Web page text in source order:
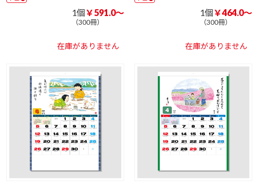
1個￥591.0～
（300冊）
在庫がありません
1個￥464.0～
（300冊）
在庫がありません